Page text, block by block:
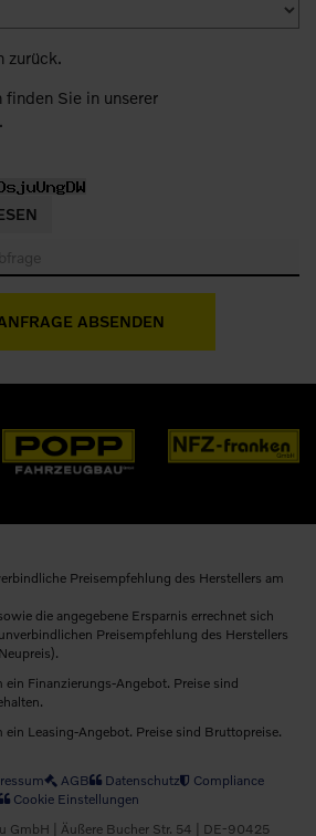
zurück.
Sie in unserer
.
ABSENDEN
Preisempfehlung des Herstellers am
die angegebene Ersparnis errechnet sich
Preisempfehlung des Herstellers
ein Finanzierungs-Angebot. Preise sind
ein Leasing-Angebot. Preise sind Bruttopreise.
AGB Datenschutz
Compliance
Cookie Einstellungen
GmbH | Äußere Bucher Str. 54 | DE-90425